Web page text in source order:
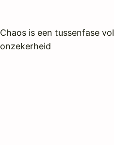
Chaos is een tussenfase vol
onzekerheid